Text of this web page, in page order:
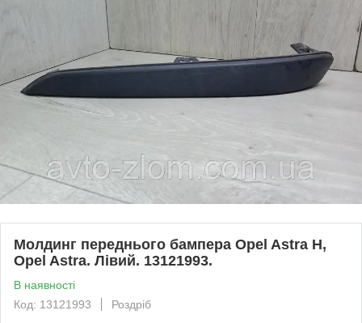
Молдинг переднього бампера Opel Astra H,
Opel Astra. Лівий. 13121993.
В наявності
Код: 13121993
Роздріб